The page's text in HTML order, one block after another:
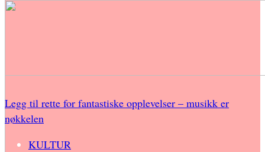
Legg til rette for fantastiske opplevelser – musikk er
nøkkelen
KULTUR